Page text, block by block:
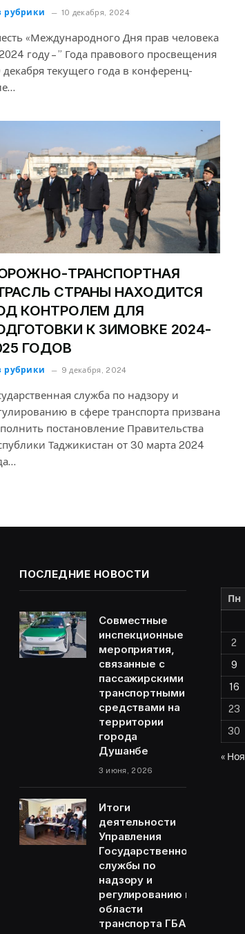
рубрики 10 декабря, 2024
«Международного Дня прав человека
году – ” Года правового просвещения
декабря текущего года в конференц-
ТРАНСПОРТНАЯ
СТРАНЫ НАХОДИТСЯ
КОНТРОЛЕМ ДЛЯ
К ЗИМОВКЕ 2024-
ГОДОВ
рубрики 9 декабря, 2024
служба по надзору и
в сфере транспорта призвана
постановление Правительства
Таджикистан от 30 марта 2024
ПОСЛЕДНИЕ НОВОСТИ
Совместные
инспекционные
мероприятия,
связанные с
пассажирскими
транспортными
средствами на
территории
города
Душанбе
3 июня, 2026
Итоги
деятельности
Управления
Государственной
службы по
надзору и
регулированию в
области
транспорта ГБАО
Пн
2
9
16
23
30
« Ноя